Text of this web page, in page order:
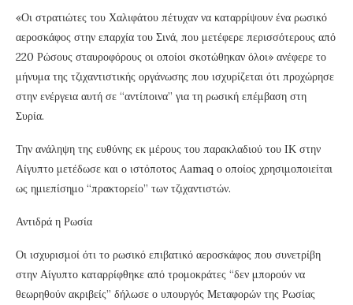
«Οι στρατιώτες του Χαλιφάτου πέτυχαν να καταρρίψουν ένα ρωσικό
αεροσκάφος στην επαρχία του Σινά, που μετέφερε περισσότερους από
220 Ρώσους σταυροφόρους οι οποίοι σκοτώθηκαν όλοι» ανέφερε το
μήνυμα της τζιχαντιστικής οργάνωσης που ισχυρίζεται ότι προχώρησε
στην ενέργεια αυτή σε “αντίποινα” για τη ρωσική επέμβαση στη
Συρία.
Την ανάληψη της ευθύνης εκ μέρους του παρακλαδιού του ΙΚ στην
Αίγυπτο μετέδωσε και ο ιστόποτος Aamaq ο οποίος χρησιμοποιείται
ως ημιεπίσημο “πρακτορείο” των τζιχαντιστών.
Αντιδρά η Ρωσία
Οι ισχυρισμοί ότι το ρωσικό επιβατικό αεροσκάφος που συνετρίβη
στην Αίγυπτο καταρρίφθηκε από τρομοκράτες “δεν μπορούν να
θεωρηθούν ακριβείς” δήλωσε ο υπουργός Μεταφορών της Ρωσίας